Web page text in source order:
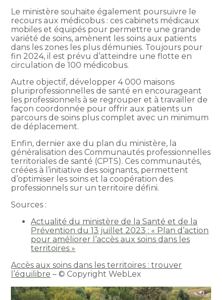
Le ministère souhaite également poursuivre le
recours aux médicobus : ces cabinets médicaux
mobiles et équipés pour permettre une grande
variété de soins, amènent les soins aux patients
dans les zones les plus démunies. Toujours pour
fin 2024, il est prévu d’atteindre une flotte en
circulation de 100 médicobus.
Autre objectif, développer 4 000 maisons
pluriprofessionnelles de santé en encourageant
les professionnels à se regrouper et à travailler de
façon coordonnée pour offrir aux patients un
parcours de soins plus complet avec un minimum
de déplacement.
Enfin, dernier axe du plan du ministère, la
généralisation des Communautés professionnelles
territoriales de santé (CPTS). Ces communautés,
créées à l’initiative des soignants, permettent
d’optimiser les soins et la coopération des
professionnels sur un territoire défini.
Sources :
Actualité du ministère de la Santé et de la
Prévention du 13 juillet 2023 : « Plan d’action
pour améliorer l’accès aux soins dans les
territoires »
Accès aux soins dans les territoires : trouver
l’équilibre – © Copyright WebLex